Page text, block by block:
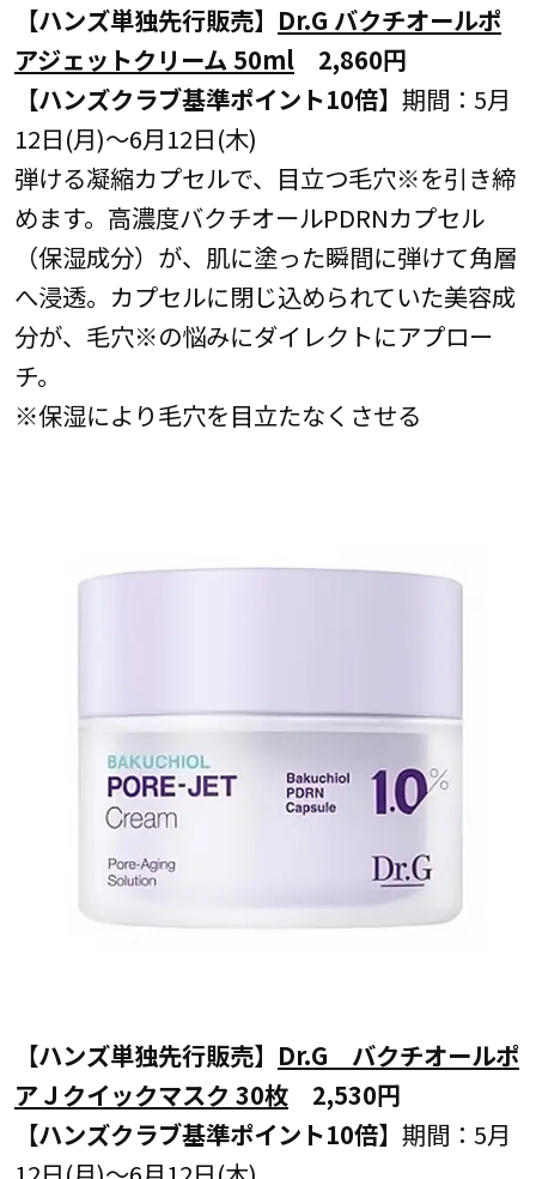
【ハンズ単独先行販売】 Dr.G バクチオールポ
アジェットクリーム 50ml2,860円
【ハンズクラブ基準ポイント10倍】 期間：5月
12日(月)～6月12日(木)
弾ける凝縮カプセルで、目立つ毛穴※を引き締
めます。高濃度バクチオールPDRNカプセル
（保湿成分）が、肌に塗った瞬間に弾けて角層
へ浸透。カプセルに閉じ込められていた美容成
分が、毛穴※の悩みにダイレクトにアプロー
チ。
※保湿により毛穴を目立たなくさせる
【ハンズ単独先行販売】 Dr.G バクチオールポ
アＪクイックマスク 30枚2,530円
【ハンズクラブ基準ポイント10倍】 期間：5月